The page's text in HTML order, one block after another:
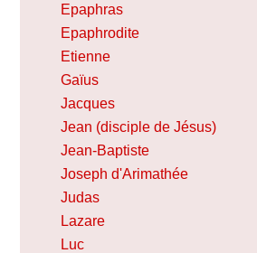
Epaphras
Epaphrodite
Etienne
Gaïus
Jacques
Jean (disciple de Jésus)
Jean-Baptiste
Joseph d'Arimathée
Judas
Lazare
Luc